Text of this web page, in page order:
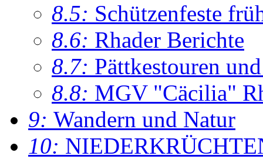
8.5: Schützenfeste
8.6: Rhader Berichte
8.7: Pättkestouren
8.8: MGV "Cäcilia"
9: Wandern und Natur
10: